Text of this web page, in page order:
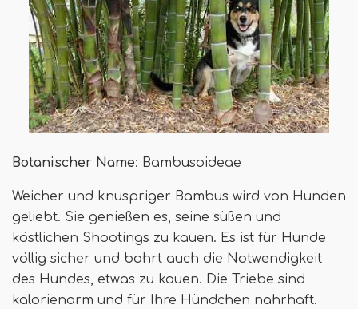
Botanischer Name: Bambusoideae
Weicher und knuspriger Bambus wird von Hunden
geliebt. Sie genießen es, seine süßen und
köstlichen Shootings zu kauen. Es ist für Hunde
völlig sicher und bohrt auch die Notwendigkeit
des Hundes, etwas zu kauen. Die Triebe sind
kalorienarm und für Ihre Hündchen nahrhaft.